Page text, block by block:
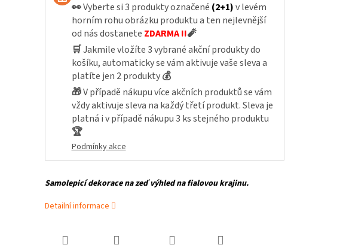
👀Vyberte si 3 produkty označené (2+1)v levém
horním rohu obrázku produktu a ten nejlevnější
od nás dostanete ZDARMA !!🧨
🛒Jakmile vložíte 3 vybrané akční produkty do
košíku, automaticky se vám aktivuje vaše sleva a
platíte jen 2 produkty💰
🎁V případě nákupu více akčních produktů se vám
vždy aktivuje sleva na každý třetí produkt. Sleva je
platná i v případě nákupu 3 ks stejného produktu
🏆
Podmínky akce
Samolepicí dekorace na zeď výhled na fialovou krajinu.
Detailní informace